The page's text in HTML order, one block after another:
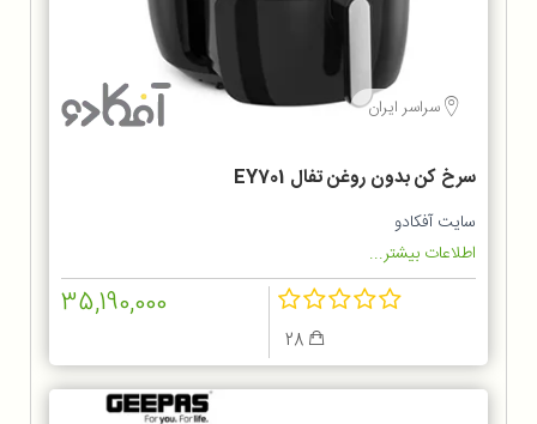
سراسر ایران
سرخ کن بدون روغن تفال EY701
سایت آفکادو
اطلاعات بیشتر...
35,190,000